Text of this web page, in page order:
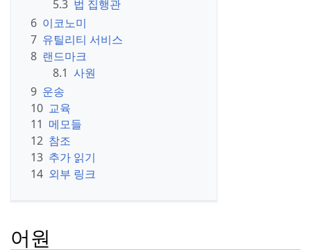
5.3 법 집행관
6 이코노미
7 유틸리티 서비스
8 랜드마크
8.1 사원
9 운송
10 교육
11 메모들
12 참조
13 추가 읽기
14 외부 링크
어원